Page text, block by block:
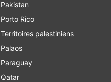
Pakistan
Porto Rico
Territoires palestiniens
Palaos
Paraguay
Qatar